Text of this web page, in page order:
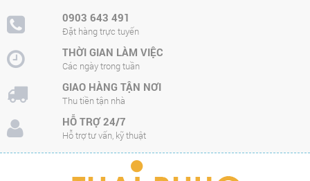
0903 643 491
Đặt hàng trực tuyến
THỜI GIAN LÀM VIỆC
Các ngày trong tuần
GIAO HÀNG TẬN NƠI
Thu tiền tận nhà
HỖ TRỢ 24/7
Hỗ trợ tư vấn, kỹ thuật